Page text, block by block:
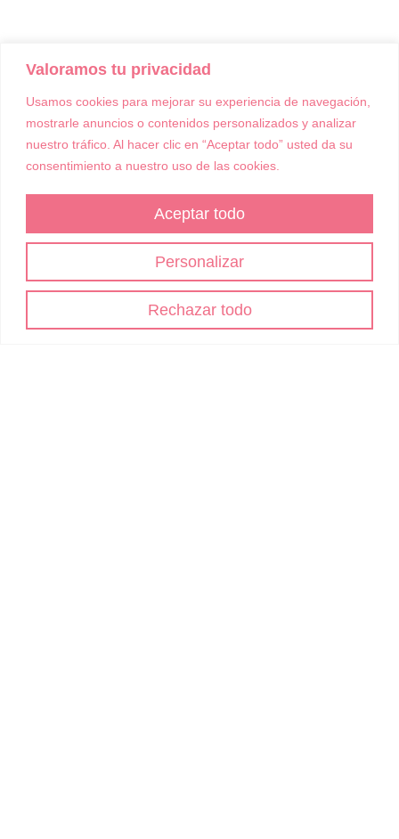
Valoramos tu privacidad
Usamos cookies para mejorar su experiencia de navegación,
mostrarle anuncios o contenidos personalizados y analizar
nuestro tráfico. Al hacer clic en “Aceptar todo” usted da su
consentimiento a nuestro uso de las cookies.
Personalizar
Rechazar todo
Aceptar todo